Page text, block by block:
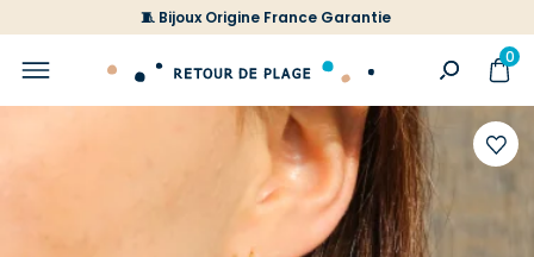
🧵 Bijoux Origine France Garantie
0